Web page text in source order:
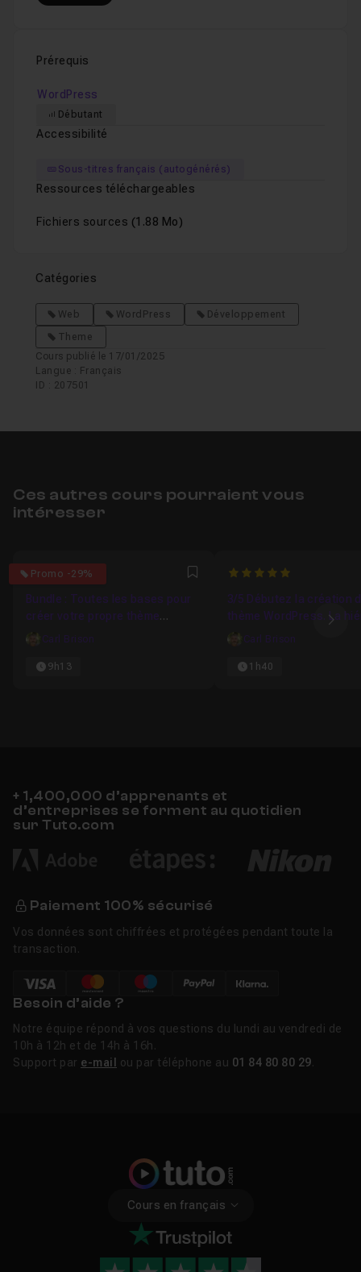
Prérequis
WordPress
Débutant
Accessibilité
Sous-titres français (autogénérés)
Ressources téléchargeables
Fichiers sources (1.88 Mo)
Catégories
Web WordPress
Développement
Theme
Cours publié le 17/01/2025
Langue : Français
ID : 207501
Ces autres cours pourraient vous
intéresser
Promo -29%
5 Favori
Bundle : Toutes les bases pour
créer votre propre thème
WordPress
Carl Brison
9h13
5
3/5 Débutez la création
thème WordPress. La
des templates
Carl Brison
1h40
+ 1,400,000 d’apprenants et
d’entreprises se forment au quotidien
sur Tuto.com
Paiement 100% sécurisé
Vos données sont chiffrées et protégées pendant toute la
transaction.
Besoin d’aide ?
Notre équipe répond à vos questions du lundi au vendredi de
10h à 12h et de 14h à 16h.
Support par e-mail ou par téléphone au 01 84 80 80 29
Cours en français